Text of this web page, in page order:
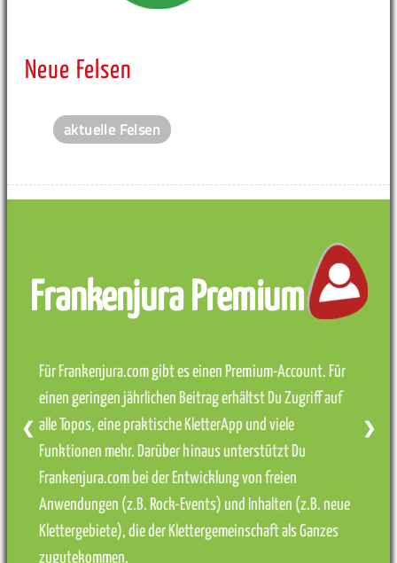
Neue Felsen
aktuelle Felsen
Frankenjura Premium
Für Frankenjura.com gibt es einen Premium-Account. Für
einen geringen jährlichen Beitrag erhältst Du Zugriff auf
alle Topos, eine praktische KletterApp und viele
Funktionen mehr. Darüber hinaus unterstützt Du
Frankenjura.com bei der Entwicklung von freien
Anwendungen (z.B. Rock-Events) und Inhalten (z.B. neue
Klettergebiete), die der Klettergemeinschaft als Ganzes
zugutekommen.
❮ ❯